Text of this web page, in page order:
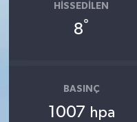
HISSEDILEN
8°
BASINÇ
1007 hpa